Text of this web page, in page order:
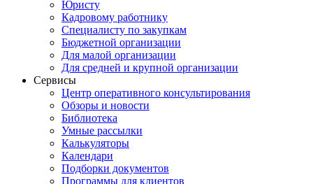
Юристу
Кадровому работнику
Специалисту по закупкам
Бюджетной организации
Для малой организации
Для средней и крупной организации
Сервисы
Центр оперативного консультирования
Обзоры и новости
Библиотека
Умные рассылки
Калькуляторы
Календари
Подборки документов
Программы для клиентов